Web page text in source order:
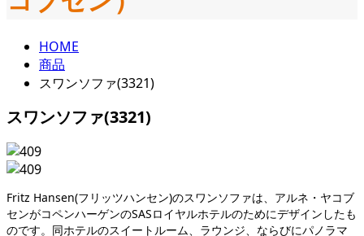
HOME
商品
スワンソファ(3321)
スワンソファ(3321)
Fritz Hansen(フリッツハンセン)のスワンソファは、アルネ・ヤコブ
センがコペンハーゲンのSASロイヤルホテルのためにデザインしたも
のです。同ホテルのスイートルーム、ラウンジ、ならびにパノラマ